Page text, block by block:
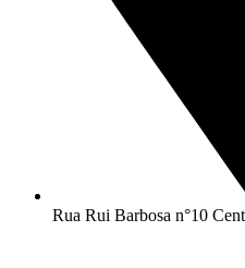
Rua Rui Barbosa n°10